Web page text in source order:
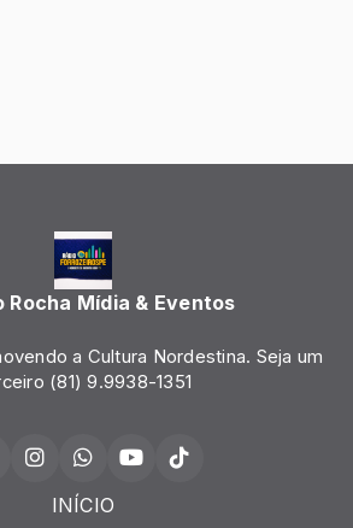
Rocha Mídia & Eventos
a Cultura Nordestina. Seja um
(81) 9.9938-1351
INÍCIO